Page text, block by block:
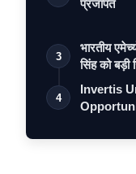
प्रजापत
3
भारतीय
सिंह को बड़ी
4
Invertis